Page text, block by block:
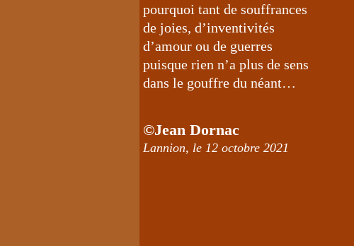
pourquoi tant de souffrances
de joies, d’inventivités
d’amour ou de guerres
puisque rien n’a plus de sens
dans le gouffre du néant…
©Jean Dornac
Lannion, le 12 octobre 2021